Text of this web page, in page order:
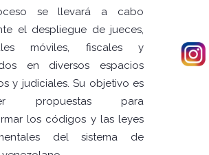
se llevará a cabo
el despliegue de jueces,
móviles, fiscales y
en diversos espacios
y judiciales. Su objetivo es
propuestas para
los códigos y las leyes
del sistema de